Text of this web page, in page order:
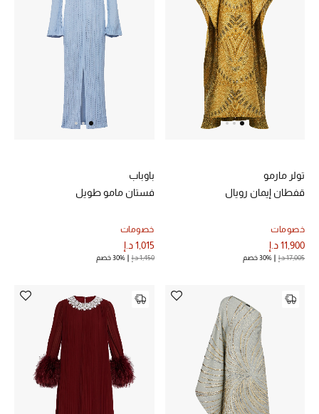
تولر مارمو
قفطان إيمان رويال
خصومات
11,900 د.إ
17,005 د.إ 30% خصم
باوباب
فستان مامو طويل
خصومات
1,015 د.إ
1,450 د.إ 30% خصم